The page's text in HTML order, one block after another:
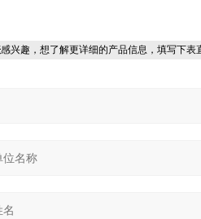
感兴趣，想了解更详细的产品信息，填写下表